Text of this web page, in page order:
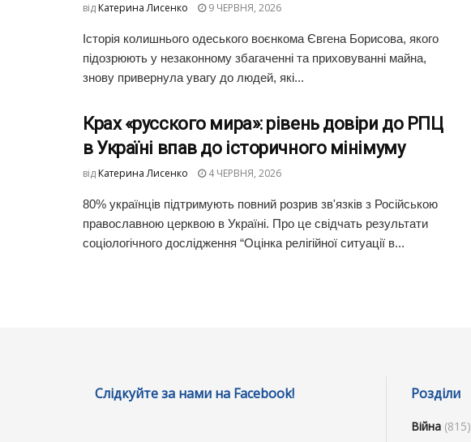
від Катерина Лисенко 9 ЧЕРВНЯ, 2026
Історія колишнього одеського воєнкома Євгена Борисова, якого
підозрюють у незаконному збагаченні та приховуванні майна,
знову привернула увагу до людей, які...
Крах «русского мира»: рівень довіри до РПЦ
в Україні впав до історичного мінімуму
від Катерина Лисенко 4 ЧЕРВНЯ, 2026
80% українців підтримують повний розрив зв'язків з Російською
православною церквою в Україні. Про це свідчать результати
соціологічного дослідження “Оцінка релігійної ситуації в...
Слідкуйте за нами на Facebook! Розділи
Війна (815)